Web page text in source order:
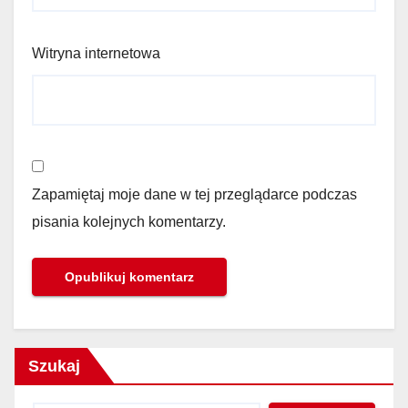
Witryna internetowa
Zapamiętaj moje dane w tej przeglądarce podczas
pisania kolejnych komentarzy.
Szukaj